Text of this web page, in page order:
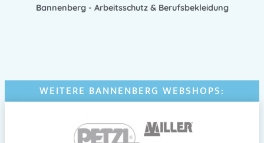
Bannenberg - Arbeitsschutz & Berufsbekleidung
WEITERE BANNENBERG WEBSHOPS: